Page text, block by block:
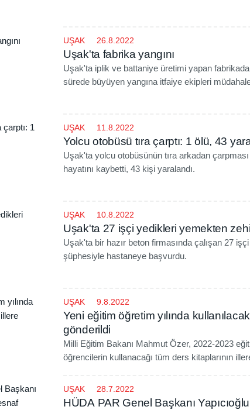
UŞAK 26.8.2022
Uşak'ta fabrika yangını
Uşak'ta iplik ve battaniye üretimi yapan fabrikada
sürede büyüyen yangına itfaiye ekipleri
UŞAK 11.8.2022
Yolcu otobüsü tıra çarptı: 1 ölü, 43
Uşak'ta yolcu otobüsünün tıra arkadan
hayatını kaybetti, 43 kişi yaralandı.
UŞAK 10.8.2022
Uşak'ta 27 işçi yedikleri yemekten
Uşak'ta bir hazır beton firmasında çalışan 27
şüphesiyle hastaneye başvurdu.
UŞAK 9.8.2022
Yeni eğitim öğretim yılında
gönderildi
Milli Eğitim Bakanı Mahmut Özer, 2022-2023
öğrencilerin kullanacağı tüm ders kitaplarının
UŞAK 28.7.2022
HÜDA PAR Genel Başkanı